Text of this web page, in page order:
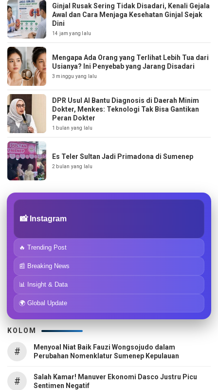
Ginjal Rusak Sering Tidak Disadari, Kenali Gejala
Awal dan Cara Menjaga Kesehatan Ginjal Sejak
Dini
14 jam yang lalu
Mengapa Ada Orang yang Terlihat Lebih Tua dari
Usianya? Ini Penyebab yang Jarang Disadari
3 minggu yang lalu
DPR Usul AI Bantu Diagnosis di Daerah Minim
Dokter, Menkes: Teknologi Tak Bisa Gantikan
Peran Dokter
1 bulan yang lalu
Es Teler Sultan Jadi Primadona di Sumenep
2 bulan yang lalu
📸 Instagram
🔥 Trending Post
📰 Breaking News
📊 Insight & Data
🌍 Global Update
KOLOM
#
Menyoal Niat Baik Fauzi Wongsojudo dalam
Perubahan Nomenklatur Sumenep Kepulauan
#
Salah Kamar! Manuver Ekonomi Dasco Justru Picu
Sentimen Negatif